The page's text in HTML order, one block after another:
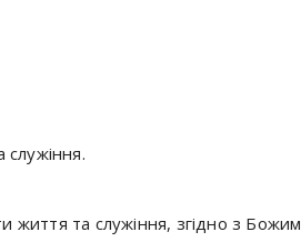
служіння.
життя та служіння, згідно з Божим